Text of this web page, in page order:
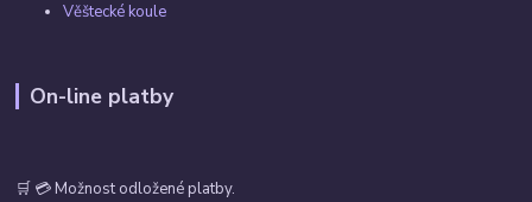
Věštecké koule
On-line platby
🛒 💳 Možnost odložené platby.